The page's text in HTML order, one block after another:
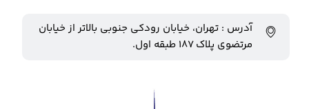
آدرس : تهران، خیابان رودکی جنوبی بالاتر از خیابان
مرتضوی پلاک ۱۸۷ طبقه اول.